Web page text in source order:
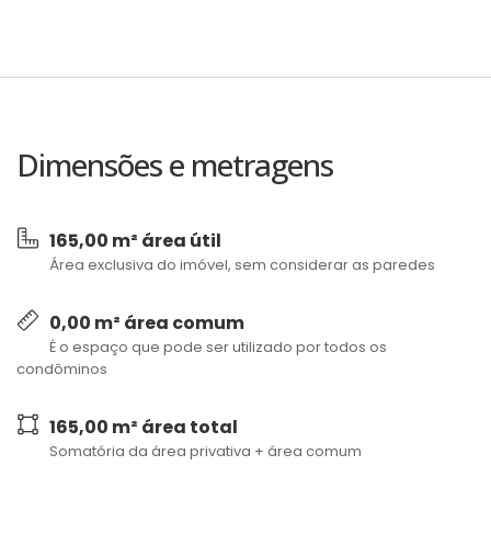
Dimensões e metragens
165,00 m² área útil
Área exclusiva do imóvel, sem considerar as paredes
0,00 m² área comum
É o espaço que pode ser utilizado por todos os
condôminos
165,00 m² área total
Somatória da área privativa + área comum